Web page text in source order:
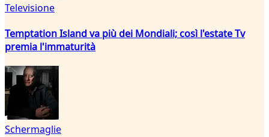
Televisione
Temptation Island va più dei Mondiali; così l'estate Tv
premia l'immaturità
Schermaglie